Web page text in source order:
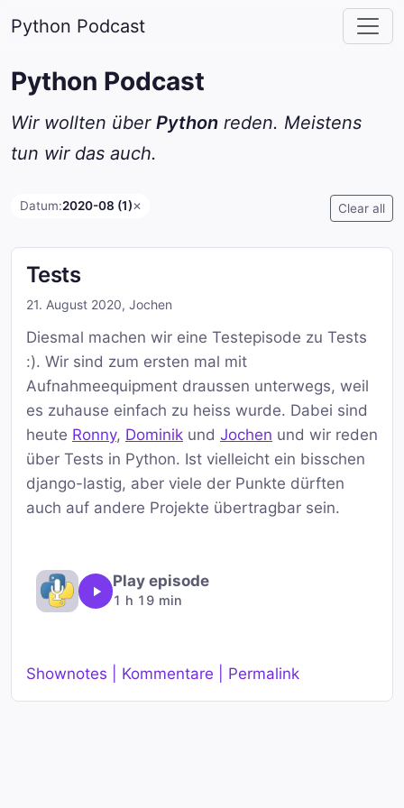
Python Podcast
Python Podcast
Wir wollten über Python reden. Meistens
tun wir das auch.
Datum:2020-08 (1)✕ Clear all
Tests
21. August 2020, Jochen
Diesmal machen wir eine Testepisode zu Tests
:). Wir sind zum ersten mal mit
Aufnahmeequipment draussen unterwegs, weil
es zuhause einfach zu heiss wurde. Dabei sind
heute Ronny, Dominik und Jochen und wir reden
über Tests in Python. Ist vielleicht ein bisschen
django-lastig, aber viele der Punkte dürften
auch auf andere Projekte übertragbar sein.
Play episode
1 h 19 min
Shownotes | Kommentare | Permalink